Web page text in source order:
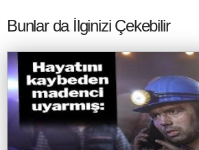
Bunlar da İlginizi Çekebilir